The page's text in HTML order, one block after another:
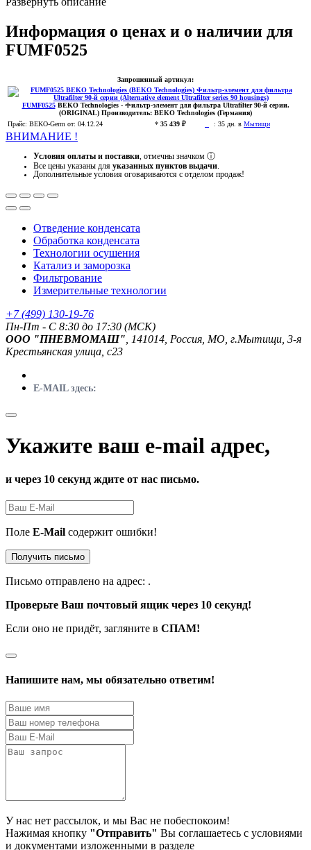
Информация о ценах и о наличии для
FUMF0525
Запрошенный артикул:
FUMF0525 BEKO Technologies - Фильтр-элемент для фильтра Ultrafilter 90-й серии.
(ORIGINAL) Производитель: BEKO Technologies (Германия)
Прайс: BEKO-Germ от: 04.12.24 * 35 439 ₽ : 35 дн. в Мытищи
ВНИМАНИЕ !
Условия оплаты и поставки , отмечны значком ⓘ
Все цены указаны для указанных пунктов выдачи
Дополнительные условия оговариваются с отделом продаж!
Отведение конденсата
Обработка конденсата
Технологии осушения
Катализ и заморозка
Фильтрование
Измерительные технологии
+7 (499) 130-19-76
Пн-Пт - C 8:30 до 17:30 (МСК)
ООО "ПНЕВМОМАШ" , 141014, Россия, МО, г.Мытищи, 3-я
Крестьянская улица, с23
E-MAIL здесь:
Укажите ваш e-mail адрес,
и через 10 секунд ждите от нас письмо.
Поле E-Mail содержит ошибки!
Получить письмо
Письмо отправлено на адрес: .
Проверьте Ваш почтовый ящик через 10 секунд!
Если оно не придёт, загляните в СПАМ!
Напишите нам, мы обязательно ответим!
У нас нет рассылок, и мы Вас не побеспокоим!
Нажимая кнопку "Отправить" Вы соглашаетесь с условиями
и документами изложенными в разделе